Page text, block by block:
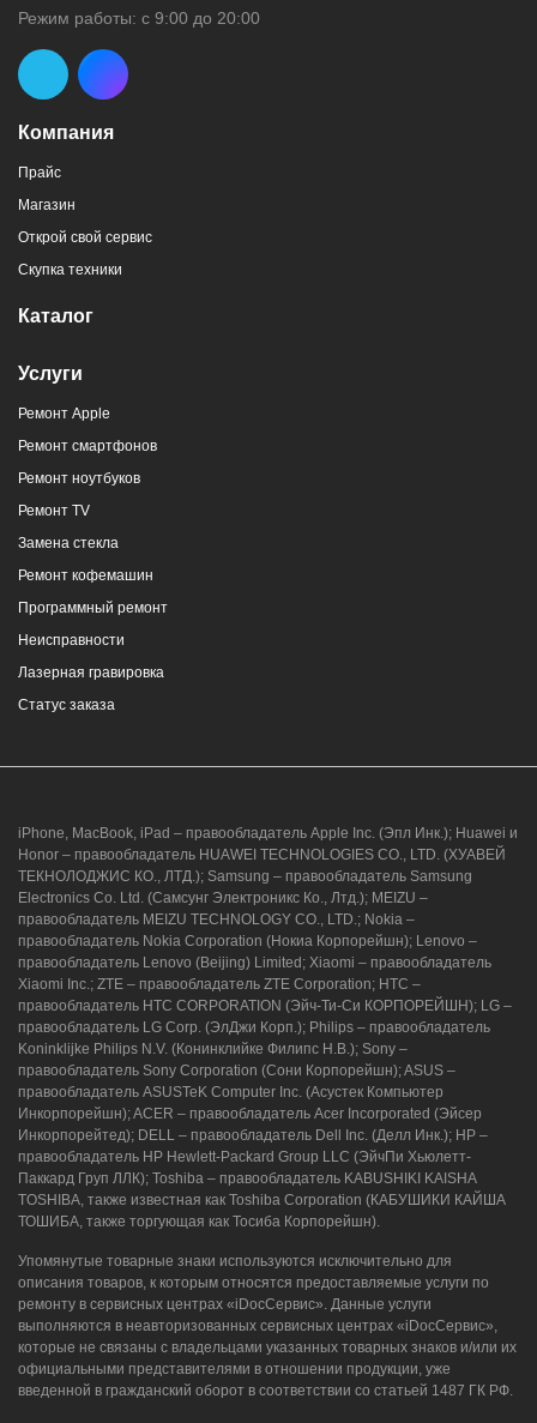
Компания
Прайс
Магазин
Открой свой сервис
Скупка техники
Каталог
Услуги
Ремонт Apple
Ремонт смартфонов
Ремонт ноутбуков
Ремонт TV
Замена стекла
Ремонт кофемашин
Программный ремонт
Неисправности
Лазерная гравировка
Статус заказа
Режим работы: с 9:00 до 20:00
iPhone, MacBook, iPad – правообладатель Apple Inc. (Эпл Инк.); Huawei и
Honor – правообладатель HUAWEI TECHNOLOGIES CO., LTD. (ХУАВЕЙ
ТЕКНОЛОДЖИС КО., ЛТД.); Samsung – правообладатель Samsung
Electronics Co. Ltd. (Самсунг Электроникс Ко., Лтд.); MEIZU –
правообладатель MEIZU TECHNOLOGY CO., LTD.; Nokia –
правообладатель Nokia Corporation (Нокиа Корпорейшн); Lenovo –
правообладатель Lenovo (Beijing) Limited; Xiaomi – правообладатель
Xiaomi Inc.; ZTE – правообладатель ZTE Corporation; HTC –
правообладатель HTC CORPORATION (Эйч-Ти-Си КОРПОРЕЙШН); LG –
правообладатель LG Corp. (ЭлДжи Корп.); Philips – правообладатель
Koninklijke Philips N.V. (Конинклийке Филипс Н.В.); Sony –
правообладатель Sony Corporation (Сони Корпорейшн); ASUS –
правообладатель ASUSTeK Computer Inc. (Асустек Компьютер
Инкорпорейшн); ACER – правообладатель Acer Incorporated (Эйсер
Инкорпорейтед); DELL – правообладатель Dell Inc. (Делл Инк.); HP –
правообладатель HP Hewlett-Packard Group LLC (ЭйчПи Хьюлетт-
Паккард Груп ЛЛК); Toshiba – правообладатель KABUSHIKI KAISHA
TOSHIBA, также известная как Toshiba Corporation (КАБУШИКИ КАЙША
ТОШИБА, также торгующая как Тосиба Корпорейшн).
Упомянутые товарные знаки используются исключительно для
описания товаров, к которым относятся предоставляемые услуги по
ремонту в сервисных центрах «iDocСервис». Данные услуги
выполняются в неавторизованных сервисных центрах «iDocСервис»,
которые не связаны с владельцами указанных товарных знаков и/или их
официальными представителями в отношении продукции, уже
введенной в гражданский оборот в соответствии со статьей 1487 ГК РФ.